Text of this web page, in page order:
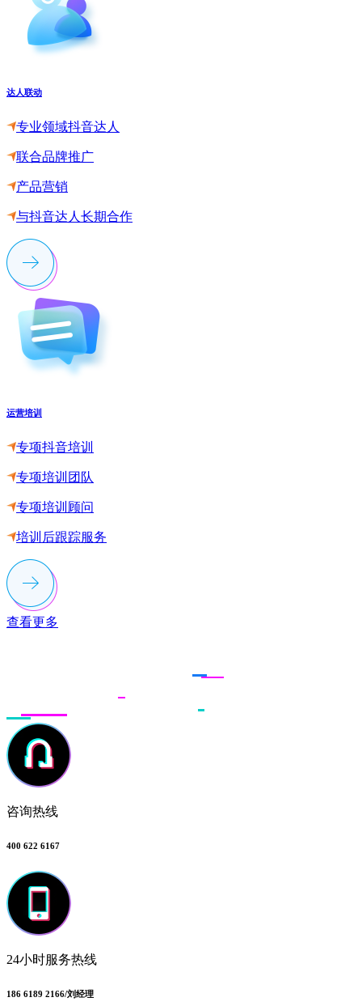
达人联动
专业领域抖音达人
联合品牌推广
产品营销
与抖音达人长期合作
运营培训
专项抖音培训
专项培训团队
专项培训顾问
培训后跟踪服务
查看更多
咨询热线
400 622 6167
24小时服务热线
186 6189 2166/刘经理